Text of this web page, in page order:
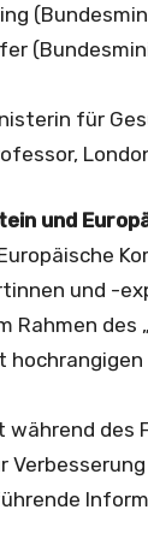
für
und
und -
des
hochrangigen
während